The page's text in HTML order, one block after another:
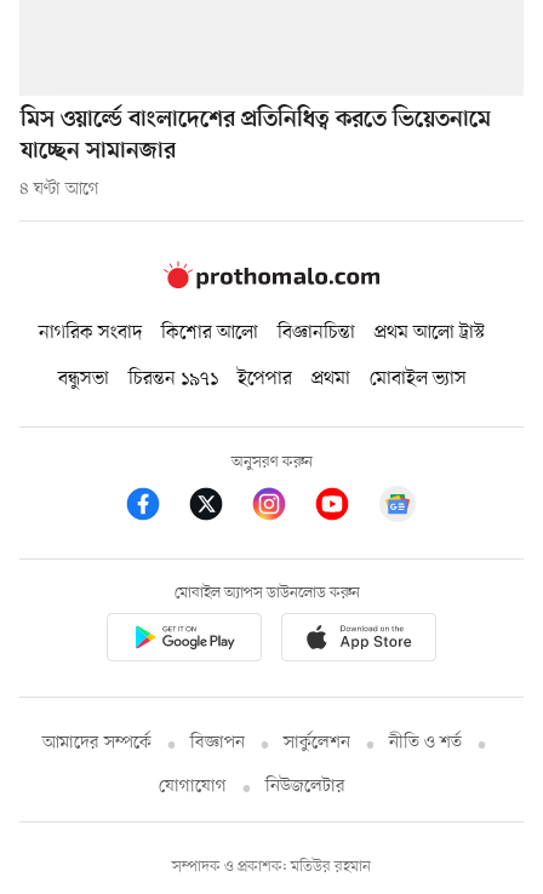
মিস ওয়ার্ল্ডে বাংলাদেশের প্রতিনিধিত্ব করতে ভিয়েতনামে
যাচ্ছেন সামানজার
৪ ঘণ্টা আগে
নাগরিক সংবাদ কিশোর আলো বিজ্ঞানচিন্তা
প্রথম আলো ট্রাস্ট
বন্ধুসভা
চিরন্তন ১৯৭১ ইপেপার প্রথমা মোবাইল ভ্যাস
অনুসরণ করুন
মোবাইল অ্যাপস ডাউনলোড করুন
আমাদের সম্পর্কে বিজ্ঞাপন সার্কুলেশন
নীতি ও শর্ত
যোগাযোগ
নিউজলেটার
সম্পাদক ও প্রকাশক: মতিউর রহমান